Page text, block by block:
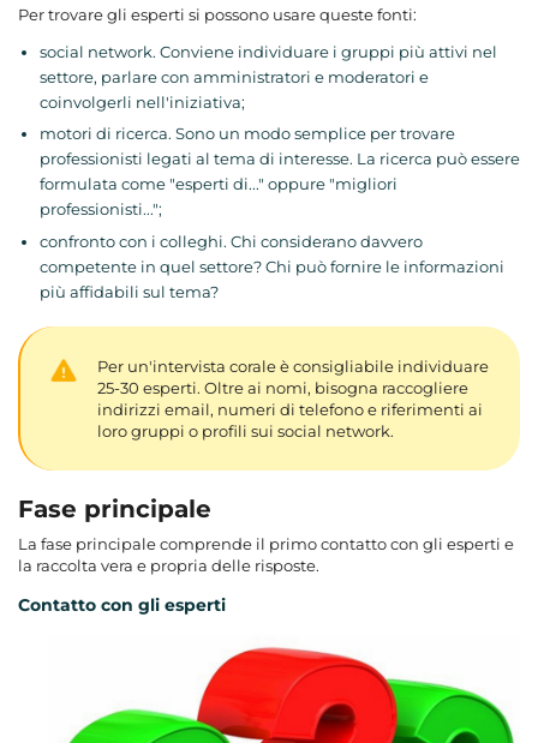
Per trovare gli esperti si possono usare queste fonti:
social network. Conviene individuare i gruppi più attivi nel
settore, parlare con amministratori e moderatori e
coinvolgerli nell'iniziativa;
motori di ricerca. Sono un modo semplice per trovare
professionisti legati al tema di interesse. La ricerca può essere
formulata come "esperti di..." oppure "migliori
professionisti...";
confronto con i colleghi. Chi considerano davvero
competente in quel settore? Chi può fornire le informazioni
più affidabili sul tema?
Per un'intervista corale è consigliabile individuare
25-30 esperti. Oltre ai nomi, bisogna raccogliere
indirizzi email, numeri di telefono e riferimenti ai
loro gruppi o profili sui social network.
Fase principale
La fase principale comprende il primo contatto con gli esperti e
la raccolta vera e propria delle risposte.
Contatto con gli esperti